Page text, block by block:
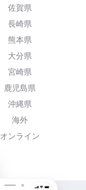
佐賀県
長崎県
熊本県
大分県
宮崎県
鹿児島県
沖縄県
海外
オンライン